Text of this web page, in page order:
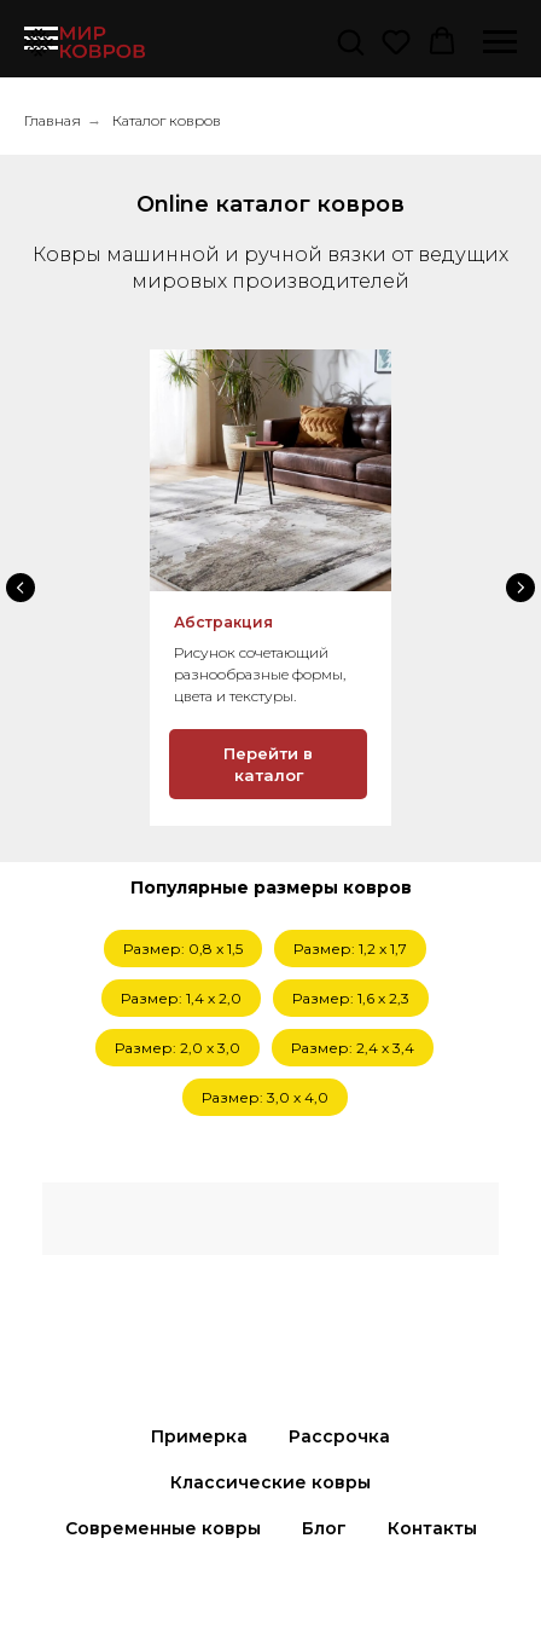
Главная → Каталог ковров
Online каталог ковров
Ковры машинной и ручной вязки от ведущих
мировых производителей
Абстракция
Рисунок сочетающий
разнообразные формы,
цвета и текстуры.
Перейти в
каталог
Популярные размеры ковров
Размер: 0,8 x 1,5 Размер: 1,2 x 1,7
Размер: 1,4 х 2,0 Размер: 1,6 х 2,3
Размер: 2,0 х 3,0 Размер: 2,4 х 3,4
Размер: 3,0 х 4,0
Примерка Рассрочка
Классические ковры
Современные ковры Блог Контакты